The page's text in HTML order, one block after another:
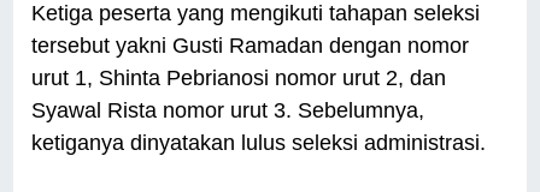
Ketiga peserta yang mengikuti tahapan seleksi
tersebut yakni Gusti Ramadan dengan nomor
urut 1, Shinta Pebrianosi nomor urut 2, dan
Syawal Rista nomor urut 3. Sebelumnya,
ketiganya dinyatakan lulus seleksi administrasi.